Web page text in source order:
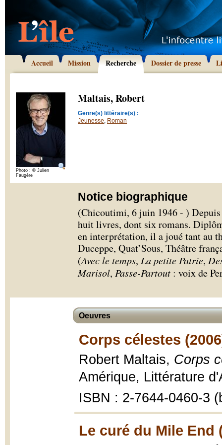
Accueil Mission Recherche Dossier de presse
Photo : © Julien
Faugère
Maltais, Robert
Genre(s) littéraire(s) :
Jeunesse, Roman
Notice biographique
(Chicoutimi, 6 juin 1946 - )
huit livres, dont six romans.
en interprétation, il a joué tant au
Duceppe, Quat’Sous, Théâtre
(Avec le temps, La petite Patrie,
Marisol, Passe-Partout : voix de
Oeuvres
Corps célestes
Robert Maltais, Corps
Amérique, Littérature
ISBN : 2-7644-0460-3
Le curé du Mile End